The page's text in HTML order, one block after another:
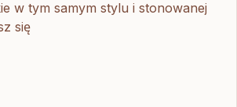
w tym samym stylu i stonowanej
się